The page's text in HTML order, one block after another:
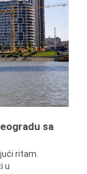
sa
ritam.
u